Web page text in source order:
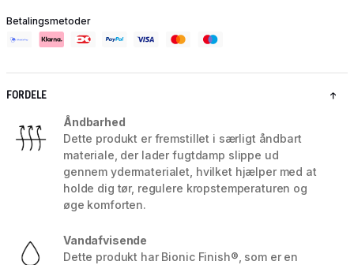
Betalingsmetoder
FORDELE
Åndbarhed
Dette produkt er fremstillet i særligt åndbart
materiale, der lader fugtdamp slippe ud
gennem ydermaterialet, hvilket hjælper med at
holde dig tør, regulere kropstemperaturen og
øge komforten.
Vandafvisende
Dette produkt har Bionic Finish®, som er en